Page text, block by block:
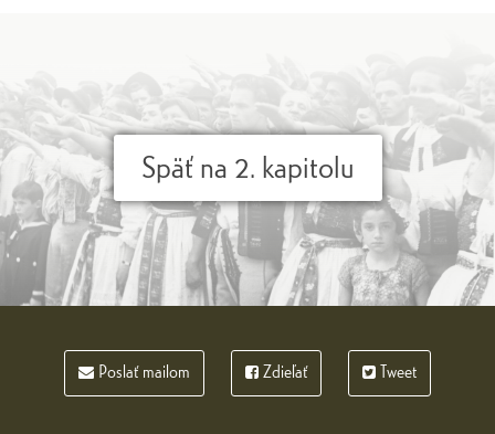
Späť na 2. kapitolu
Poslať mailom Zdieľať Tweet